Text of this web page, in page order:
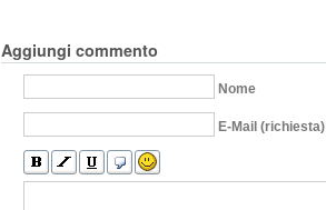
Aggiungi commento
Nome
E-Mail (richiesta)